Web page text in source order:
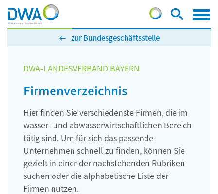
zur Bundesgeschäftsstelle
DWA-LANDESVERBAND BAYERN
Firmenverzeichnis
Hier finden Sie verschiedenste Firmen, die im
wasser- und abwasserwirtschaftlichen Bereich
tätig sind. Um für sich das passende
Unternehmen schnell zu finden, können Sie
gezielt in einer der nachstehenden Rubriken
suchen oder die alphabetische Liste der
Firmen nutzen.